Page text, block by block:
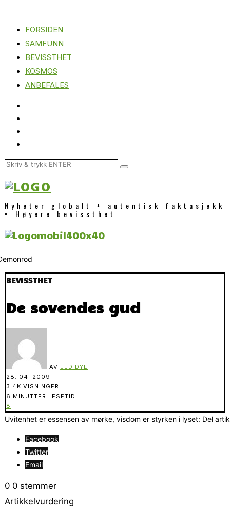
FORSIDEN
SAMFUNN
BEVISSTHET
KOSMOS
ANBEFALES
Nyheter globalt + autentisk faktasjekk
= Høyere bevissthet
BEVISSTHET
De sovendes gud
AV JED DYE
28. 04. 2009
3.4K VISNINGER
6 MINUTTER LESETID
8
Uvitenhet er essensen av mørke, visdom er styrken i lyset: Del
Facebook
Twitter
Email
0 0 stemmer
Artikkelvurdering